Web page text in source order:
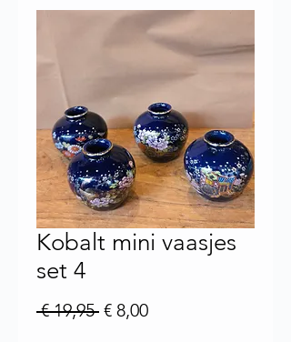
Kobalt mini vaasjes
set 4
€ 19,95 Normale prijs
€ 8,00Verkoopprijs